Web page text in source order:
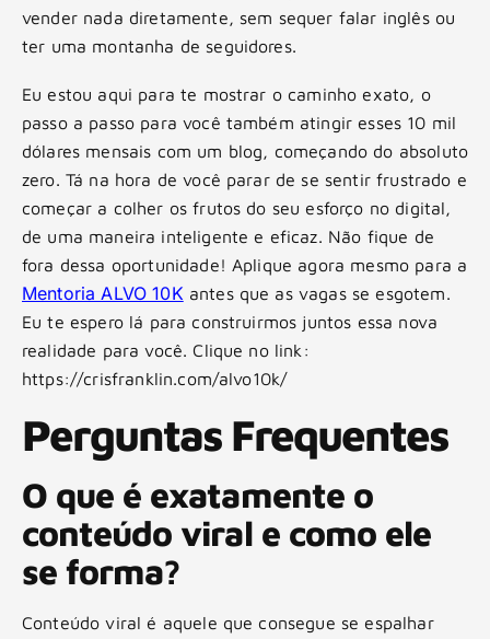
vender nada diretamente, sem sequer falar inglês ou
ter uma montanha de seguidores.
Eu estou aqui para te mostrar o caminho exato, o
passo a passo para você também atingir esses 10 mil
dólares mensais com um blog, começando do absoluto
zero. Tá na hora de você parar de se sentir frustrado e
começar a colher os frutos do seu esforço no digital,
de uma maneira inteligente e eficaz. Não fique de
fora dessa oportunidade! Aplique agora mesmo para a
Mentoria ALVO 10K antes que as vagas se esgotem.
Eu te espero lá para construirmos juntos essa nova
realidade para você. Clique no link:
https://crisfranklin.com/alvo10k/
Perguntas Frequentes
O que é exatamente o
conteúdo viral e como ele
se forma?
Conteúdo viral é aquele que consegue se espalhar